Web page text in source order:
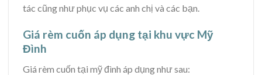
tác cũng như phục vụ các anh chị và các bạn.
Giá rèm cuốn áp dụng tại khu vực Mỹ
Đình
Giá rèm cuốn tại mỹ đình áp dụng như sau: